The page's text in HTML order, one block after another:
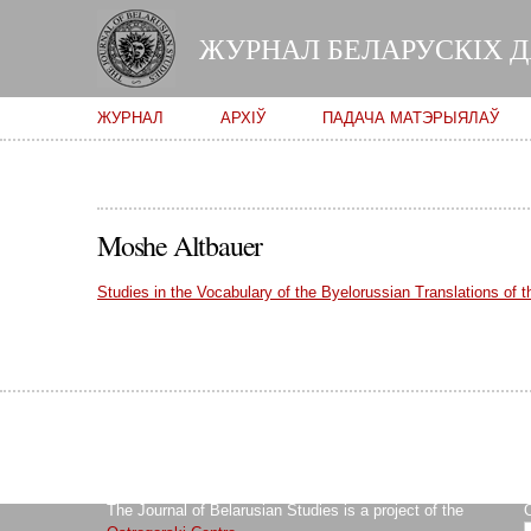
ЖУРНАЛ БЕЛАРУСКІХ
Main menu
ЖУРНАЛ АРХІЎ ПАДАЧА МАТЭРЫЯЛАЎ
Moshe Altbauer
Studies in the Vocabulary of the Byelorussian Translations of
The Journal of Belarusian Studies is a project of the